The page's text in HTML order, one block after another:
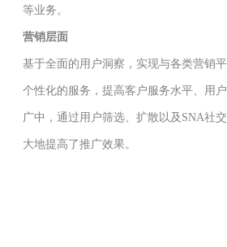
等业务。
营销层面
基于全面的用户洞察，实现与各类营销
个性化的服务，提高客户服务水平、用
广中，通过用户筛选、扩散以及SNA社
大地提高了推广效果。